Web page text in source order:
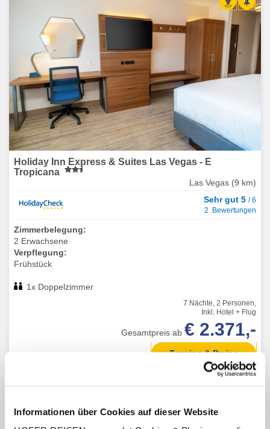
Informationen über Cookies auf dieser Website
Holiday Inn Express & Suites Las Vegas - E
Tropicana
Las Vegas (9 km)
Sehr gut 5 / 6
2 Bewertungen
Zimmerbelegung:
2 Erwachsene
Verpflegung:
Frühstück
1x Doppelzimmer
7 Nächte, 2 Personen,
Inkl. Hotel + Flug
Gesamtpreis ab € 2.371,-
Termine & Preise